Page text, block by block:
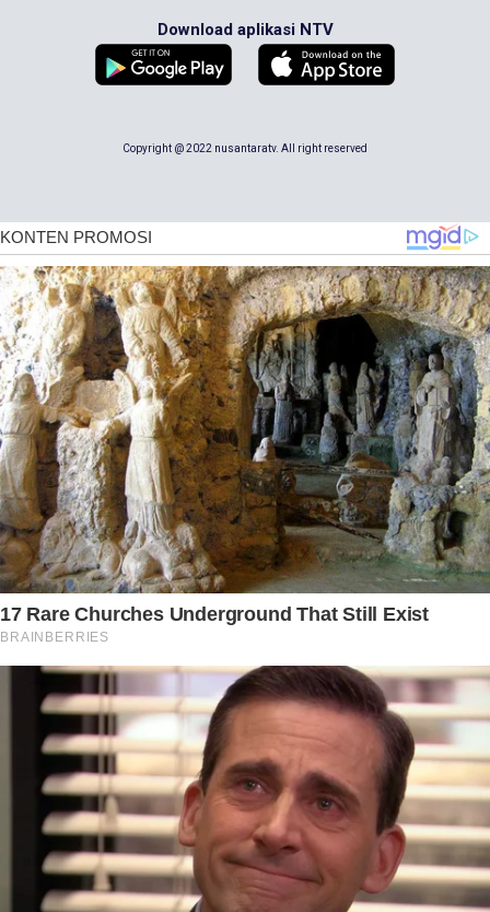
Download aplikasi NTV
Copyright @ 2022 nusantaratv. All right reserved